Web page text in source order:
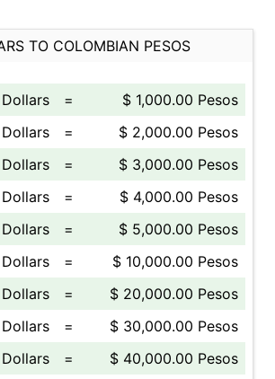
TO COLOMBIAN PESOS
=
$ 1,000.00 Pesos
=
$ 2,000.00 Pesos
=
$ 3,000.00 Pesos
=
$ 4,000.00 Pesos
=
$ 5,000.00 Pesos
=
$ 10,000.00 Pesos
=
$ 20,000.00 Pesos
=
$ 30,000.00 Pesos
= $ 40,000.00 Pesos